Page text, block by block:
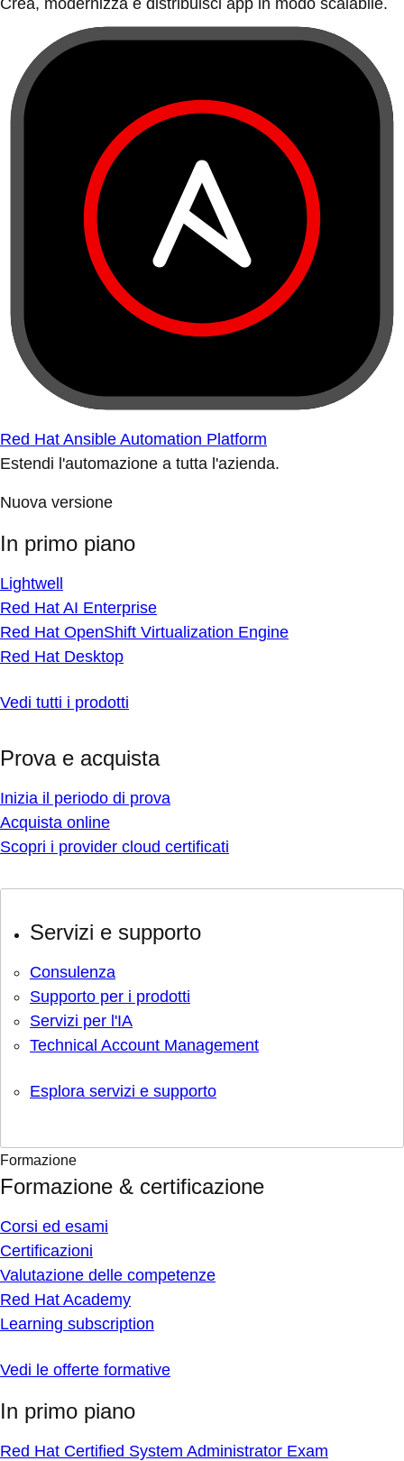
Crea, modernizza e distribuisci app in modo scalabile.
Red Hat Ansible Automation Platform
Estendi l'automazione a tutta l'azienda.
Nuova versione
In primo piano
Lightwell
Red Hat AI Enterprise
Red Hat OpenShift Virtualization Engine
Red Hat Desktop
Vedi tutti i prodotti
Prova e acquista
Inizia il periodo di prova
Acquista online
Scopri i provider cloud certificati
Servizi e supporto
Consulenza
Supporto per i prodotti
Servizi per l'IA
Technical Account Management
Esplora servizi e supporto
Formazione
Formazione & certificazione
Corsi ed esami
Certificazioni
Valutazione delle competenze
Red Hat Academy
Learning subscription
Vedi le offerte formative
In primo piano
Red Hat Certified System Administrator Exam